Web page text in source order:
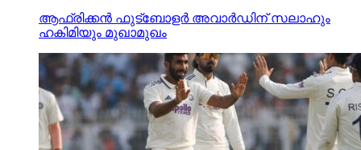
ആഫ്രിക്കന്‍ ഫുട്‌ബോളര്‍ അവാര്‍ഡിന് സലാഹും
ഹകിമിയും മുഖാമുഖം